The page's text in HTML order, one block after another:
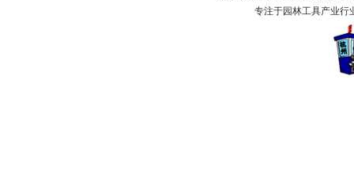
专注于园林工具产业行